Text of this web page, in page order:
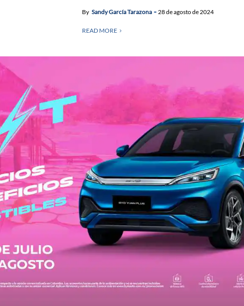
By Sandy García Tarazona 28 de agosto de 2024
READ MORE